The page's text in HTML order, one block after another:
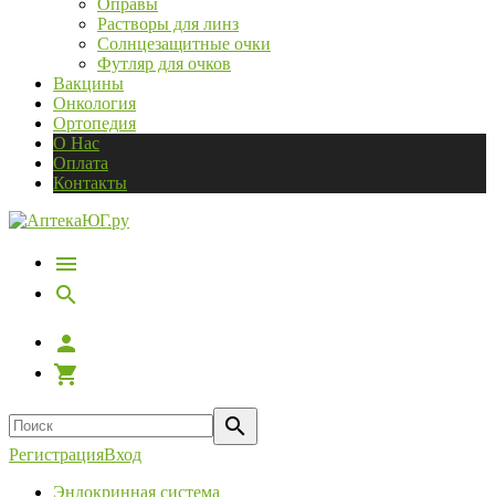
Оправы
Растворы для линз
Солнцезащитные очки
Футляр для очков
Вакцины
Онкология
Ортопедия
О Нас
Оплата
Контакты
РегистрацияВход
Эндокринная система